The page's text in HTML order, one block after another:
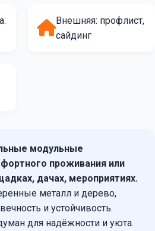
Внешняя: профлист,
сайдинг
модульные
проживания или
дачах, мероприятиях.
металл и дерево,
и устойчивость.
для надёжности и уюта.